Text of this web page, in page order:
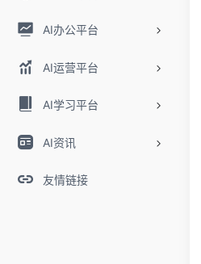
AI办公平台
AI运营平台
AI学习平台
AI资讯
友情链接